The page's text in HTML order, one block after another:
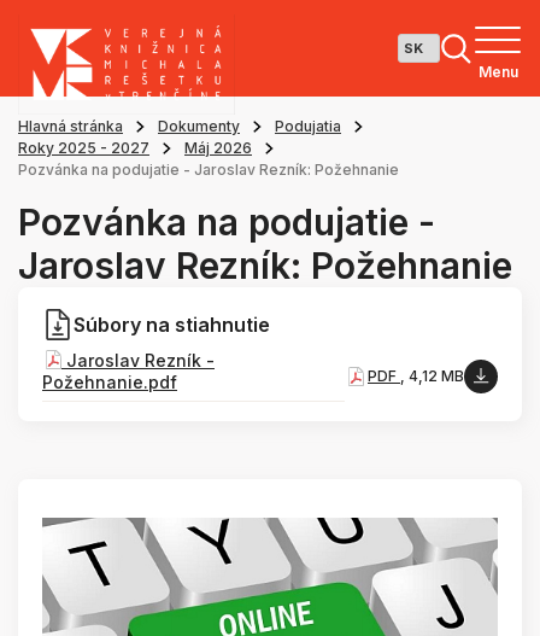
Menu
Hlavná stránka Dokumenty
Podujatia
Roky 2025 - 2027
Máj 2026
Pozvánka na podujatie - Jaroslav Rezník: Požehnanie
Pozvánka na podujatie -
Jaroslav Rezník: Požehnanie
Súbory na stiahnutie
Jaroslav Rezník -
Požehnanie.pdf
PDF , 4,12 MB